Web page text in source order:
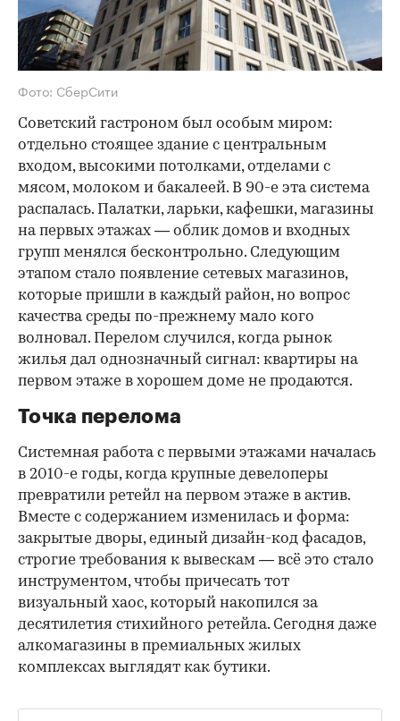
Фото: СберСити
Советский гастроном был особым миром:
отдельно стоящее здание с центральным
входом, высокими потолками, отделами с
мясом, молоком и бакалеей. В 90-е эта система
распалась. Палатки, ларьки, кафешки, магазины
на первых этажах — облик домов и входных
групп менялся бесконтрольно. Следующим
этапом стало появление сетевых магазинов,
которые пришли в каждый район, но вопрос
качества среды по-прежнему мало кого
волновал. Перелом случился, когда рынок
жилья дал однозначный сигнал: квартиры на
первом этаже в хорошем доме не продаются.
Точка перелома
Системная работа с первыми этажами началась
в 2010-е годы, когда крупные девелоперы
превратили ретейл на первом этаже в актив.
Вместе с содержанием изменилась и форма:
закрытые дворы, единый дизайн-код фасадов,
строгие требования к вывескам — всё это стало
инструментом, чтобы причесать тот
визуальный хаос, который накопился за
десятилетия стихийного ретейла. Сегодня даже
алкомагазины в премиальных жилых
комплексах выглядят как бутики.